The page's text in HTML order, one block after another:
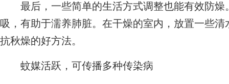
最后，一些简单的生活方式调整也能有效防燥
吸，有助于濡养肺脏。在干燥的室内，放置一些
抗秋燥的好方法。
蚊媒活跃，可传播多种传染病